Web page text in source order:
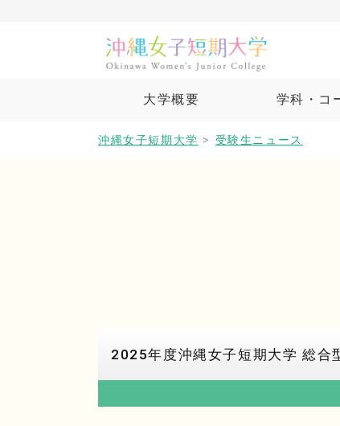
大学概要 学科・コ
沖縄女子短期大学 > 受験生ニュース
2025年度沖縄女子短期大学 総合